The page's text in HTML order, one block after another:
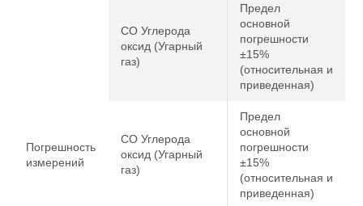
Погрешность
измерений
CO Углерода
оксид (Угарный
газ)
Предел
основной
погрешности
±15%
(относительная и
приведенная)
CO Углерода
оксид (Угарный
газ)
Предел
основной
погрешности
±15%
(относительная и
приведенная)